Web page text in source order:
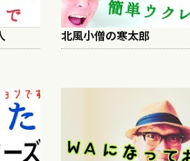
北風小僧の寒太郎